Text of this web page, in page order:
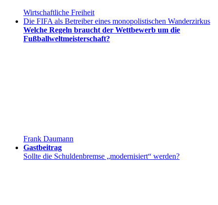
Wirtschaftliche Freiheit
Die FIFA als Betreiber eines monopolistischen Wanderzirkus
Welche Regeln braucht der Wettbewerb um die
Fußballweltmeisterschaft?
Frank Daumann
Gastbeitrag
Sollte die Schuldenbremse „modernisiert“ werden?